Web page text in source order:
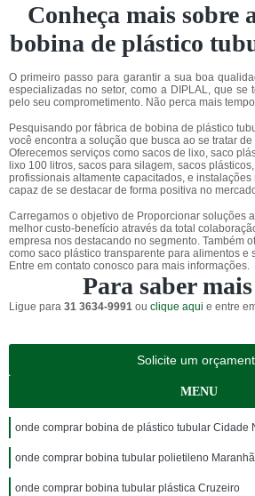
Conheça mais sobre
bobina de plástico
O primeiro passo para garantir a sua boa
especializadas no setor, como a DIPLAL, que se
pelo seu comprometimento. Não perca mais
Pesquisando por fábrica de bobina de plástico
você encontra a solução que busca ao se tratar
Oferecemos serviços como sacos de lixo, saco
lixo 100 litros, sacos para silagem, sacos
profissionais altamente capacitados, e
capaz de se destacar de forma positiva no
Carregamos o objetivo de Proporcionar soluções
melhor custo-benefício através da total
empresa nos destacando no segmento. Também
como saco plástico transparente para alimentos e
Entre em contato conosco para mais informações.
Para saber
Ligue para 31 3634-9991 ou clique aqui e entre
Solicite um
MENU
onde comprar bobina de plástico tubular Cidade
onde comprar bobina tubular polietileno
onde comprar bobina tubular plástica Cruzeiro